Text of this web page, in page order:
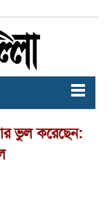
ভুল করেছেন: